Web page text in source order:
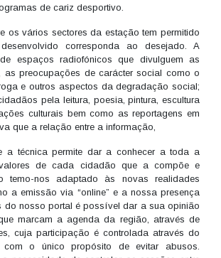
de cariz desportivo.
os vários sectores da estação tem permitido
corresponda ao desejado. A
espaços radiofónicos que divulguem as
as preocupações de carácter social como o
e outros aspectos da degradação social;
pela leitura, poesia, pintura, escultura
culturais bem como as reportagens em
que a relação entre a informação,
a técnica permite dar a conhecer a toda a
de cada cidadão que a compõe e
temo-nos adaptado às novas realidades
a emissão via “online” e a nossa presença
do nosso portal é possível dar a sua opinião
marcam a agenda da região, através de
cuja participação é controlada através do
o único propósito de evitar abusos.